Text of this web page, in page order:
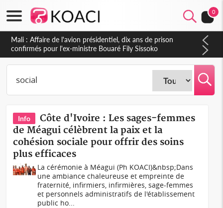
0
Nigeria : Le Togo et le Cameroun principaux acheteurs des
produits de la raffinerie Dangote en juillet
Info
Côte d'Ivoire : Les sages-femmes
de Méagui célèbrent la paix et la
cohésion sociale pour offrir des soins
plus efficaces
La cérémonie à Méagui (Ph KOACI)&nbsp;Dans
une ambiance chaleureuse et empreinte de
fraternité, infirmiers, infirmières, sage-femmes
et personnels administratifs de l'établissement
public ho...